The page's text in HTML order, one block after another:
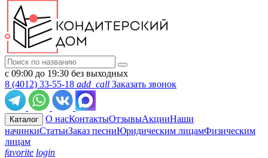
с 09:00 до 19:30 без выходных
8 (4012) 33-55-18 add_call Заказать звонок
Каталог О насКонтактыОтзывыАкцииНаши
начинкиСтатьиЗаказ песниЮридическим лицамФизическим
лицам
favorite login